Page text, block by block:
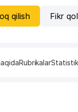
qilish Fikr
Rubrikalar